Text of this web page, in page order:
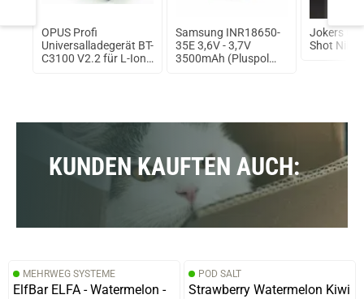
OPUS Profi
Universalladegerät BT-
C3100 V2.2 für L-Ion,
Samsung INR18650-
35E 3,6V - 3,7V
3500mAh (Pluspol
Jokers
Shot
KUNDEN KAUFTEN AUCH:
MEHRWEG SYSTEME
ElfBar ELFA - Watermelon -
POD SALT
Strawberry Watermelon Kiwi